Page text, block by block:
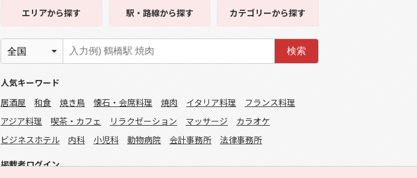
エリアから探す 駅・路線から探す カテゴリーから探す
検索
人気キーワード
居酒屋
和食 焼き鳥 懐石・会席料理 焼肉 イタリア料理
フランス料理
アジア料理
喫茶・カフェ リラクゼーション マッサージ
カラオケ
ビジネスホテル
内科 小児科 動物病院 会計事務所 法律事務所
掲載者ログイン